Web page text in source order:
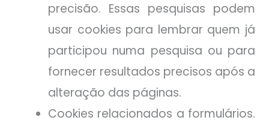
precisão. Essas pesquisas podem
usar cookies para lembrar quem já
participou numa pesquisa ou para
fornecer resultados precisos após a
alteração das páginas.
Cookies relacionados a formulários.